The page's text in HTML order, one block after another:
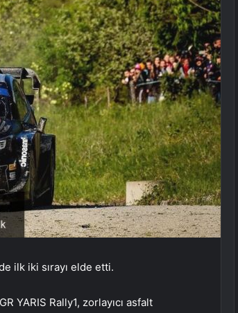
ilk iki sırayı elde etti.
YARIS Rally1, zorlayıcı asfalt